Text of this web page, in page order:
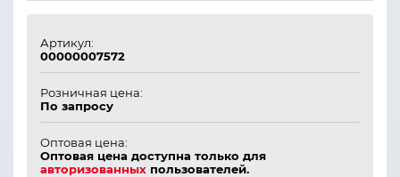
Артикул:
00000007572
Розничная цена:
По запросу
Оптовая цена:
Оптовая цена доступна только для
авторизованных пользователей.